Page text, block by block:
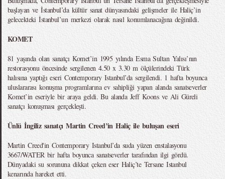
başlayan ve İstanbul’da kültür sanat dünyasındaki gelişmeler ile Haliç’in
gelecekteki İstanbul’un merkezi olarak nasıl konumlanacağına değinildi.
KOMET
81 yaşında olan sanatçı Komet’in 1995 yılında Esma Sultan Yalısı’nın
restorasyonu öncesinde sergilenen 4.50 x 3.30 m ölçülerindeki Türk
halısına yaptığı eseri Contemporary Istanbul’da sergilendi. 1 hafta boyunca
uluslararası konuşma programlarına ev sahipliği yapan alanda sanatseverler
Komet’in eseriyle bir araya geldi. Bu alanda Jeff Koons ve Ali Güreli
sanatçı konuşması gerçekleşti.
Ünlü İngiliz sanatçı Martin Creed’in Haliç ile buluşan eseri
Martin Creed'in Contemporary Istanbul’da suda yüzen enstalasyonu
3667/WATER bir hafta boyunca sanatseverler tarafından ilgi gördü.
Dünyadaki su sorununa dikkat çeken eser Haliç’te Tersane Istanbul
kenarında hareket etti.